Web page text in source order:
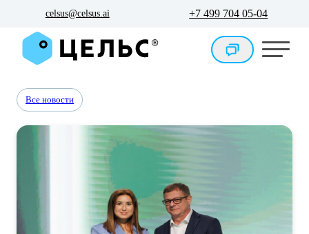
+7 499 704 05-04
celsus@celsus.ai
Все новости